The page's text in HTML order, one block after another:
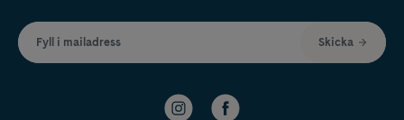
Fyll i mailadress Skicka